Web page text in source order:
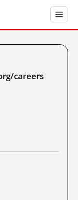
careers